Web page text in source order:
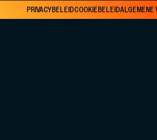
PRIVACYBELEIDCOOKIEBELEIDALGEMENE